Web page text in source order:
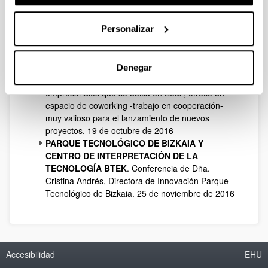
Personalizar
Denegar
de 2016
Erkiaga, Director Gerente Fundación Valle
Salado. 30 de septiembre de 2016
PRODUCTOS TUBULARES. 30 de septiembre
empresariales que se ubica en Beaz, ofrece un
espacio de coworking -trabajo en cooperación-
muy valioso para el lanzamiento de nuevos
proyectos. 19 de octubre de 2016
PARQUE TECNOLÓGICO DE BIZKAIA Y
CENTRO DE INTERPRETACIÓN DE LA
TECNOLOGÍA BTEK. Conferencia de Dña.
Cristina Andrés, Directora de Innovación Parque
Tecnológico de Bizkaia. 25 de noviembre de 2016
Accesibilidad EHU